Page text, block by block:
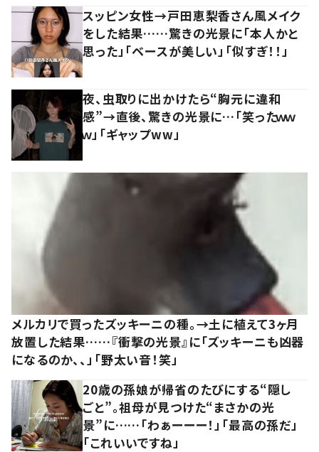
スッピン女性→戸田恵梨香さん風メイク
をした結果……驚きの光景に「本人かと
思った」「ベースが美しい」「似すぎ！！」
夜、虫取りに出かけたら“胸元に違和
感”→直後、驚きの光景に…「笑ったｗｗ
ｗ」「ギャップww」
メルカリで買ったズッキーニの種。→土に植えて3ヶ月
放置した結果……『衝撃の光景』に「ズッキーニも凶器
になるのか、、」「野太い音！笑」
20歳の孫娘が帰省のたびにする“隠し
ごと”。祖母が見つけた“まさかの光
景”に……「わぁーーー！」「最高の孫だ」
「これいいですね」